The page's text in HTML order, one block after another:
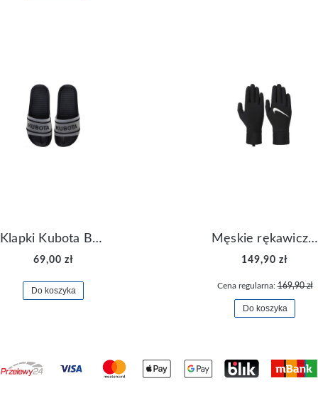
Klapki Kubota Basenowe Gel Czarne
69,00 zł
Do koszyka
Męskie rękawiczki Nike Dri-FIT Lightweight Gloves N.RG.M0.082
149,90 zł
Cena regularna:169,90 zł
Do koszyka